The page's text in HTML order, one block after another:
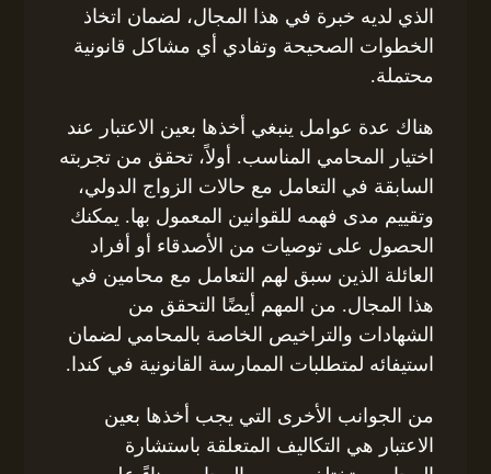
الذي لديه خبرة في هذا المجال، لضمان اتخاذ
الخطوات الصحيحة وتفادي أي مشاكل قانونية
محتملة.
هناك عدة عوامل ينبغي أخذها بعين الاعتبار عند
اختيار المحامي المناسب. أولاً، تحقق من تجربته
السابقة في التعامل مع حالات الزواج الدولي،
وتقييم مدى فهمه للقوانين المعمول بها. يمكنك
الحصول على توصيات من الأصدقاء أو أفراد
العائلة الذين سبق لهم التعامل مع محامين في
هذا المجال. من المهم أيضًا التحقق من
الشهادات والتراخيص الخاصة بالمحامي لضمان
استيفائه لمتطلبات الممارسة القانونية في كندا.
من الجوانب الأخرى التي يجب أخذها بعين
الاعتبار هي التكاليف المتعلقة باستشارة